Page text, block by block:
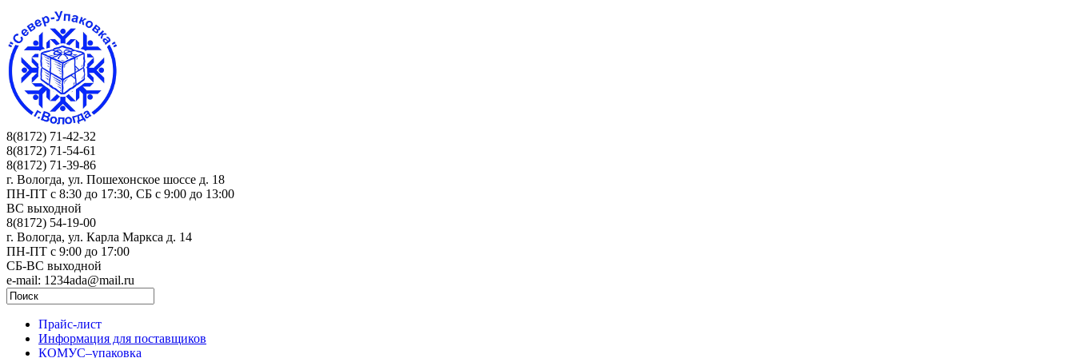
8(8172) 71-42-32
8(8172) 71-54-61
8(8172) 71-39-86
г. Вологда, ул. Пошехонское шоссе д. 18
ПН-ПТ c 8:30 до 17:30, СБ с 9:00 до 13:00
ВС выходной
8(8172) 54-19-00
г. Вологда, ул. Карла Маркса д. 14
ПН-ПТ c 9:00 до 17:00
СБ-ВС выходной
e-mail: 1234ada@mail.ru
Прайс-лист
Информация для поставщиков
КОМУС–упаковка